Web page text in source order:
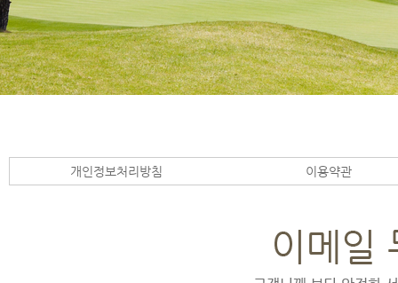
개인정보처리방침 이용약관